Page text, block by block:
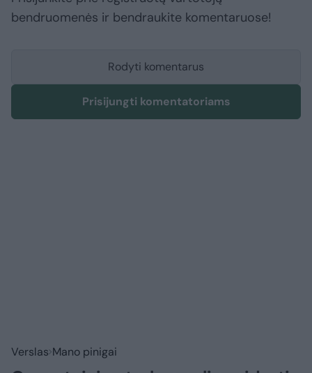
bendruomenės ir bendraukite komentaruose!
Rodyti komentarus
Prisijungti komentatoriams
Verslas Mano pinigai